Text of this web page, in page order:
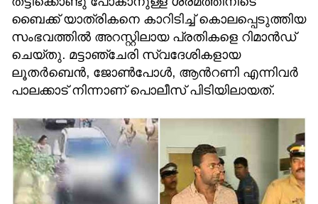
ബൈക്ക് യാത്രികനെ കാറിടിച്ച് കൊലപ്പെടുത്തിയ
സംഭവത്തിൽ അറസ്റ്റിലായ പ്രതികളെ റിമാൻഡ്
ചെയ്തു. മട്ടാഞ്ചേരി സ്വദേശികളായ
ലൂതർബെന്‍, ജോൺപോള്‍, ആന്‍റണി എന്നിവ‌ർ
പാലക്കാട് നിന്നാണ് പൊലീസ് പിടിയിലായത്.